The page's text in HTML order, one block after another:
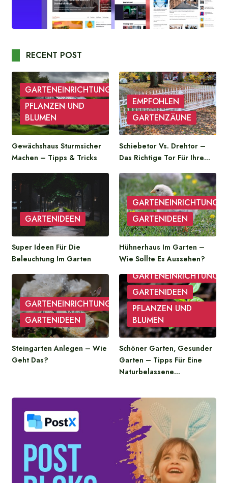
RECENT POST
GARTENEINRICHTUNG
PFLANZEN UND
BLUMEN
Gewächshaus Sturmsicher
Machen – Tipps & Tricks
EMPFOHLEN
GARTENZÄUNE
Schiebetor Vs. Drehtor –
Das Richtige Tor Für Ihre…
GARTENIDEEN
Super Ideen Für Die
Beleuchtung Im Garten
GARTENEINRICHTUNG
GARTENIDEEN
Hühnerhaus Im Garten –
Wie Sollte Es Aussehen?
GARTENEINRICHTUNG
GARTENIDEEN
Steingarten Anlegen – Wie
Geht Das?
GARTENEINRICHTUNG
GARTENIDEEN
PFLANZEN UND
BLUMEN
Schöner Garten, Gesunder
Garten – Tipps Für Eine
Naturbelassene…